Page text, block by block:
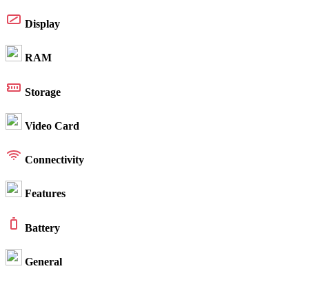
Display
RAM
Storage
Video Card
Connectivity
Features
Battery
General